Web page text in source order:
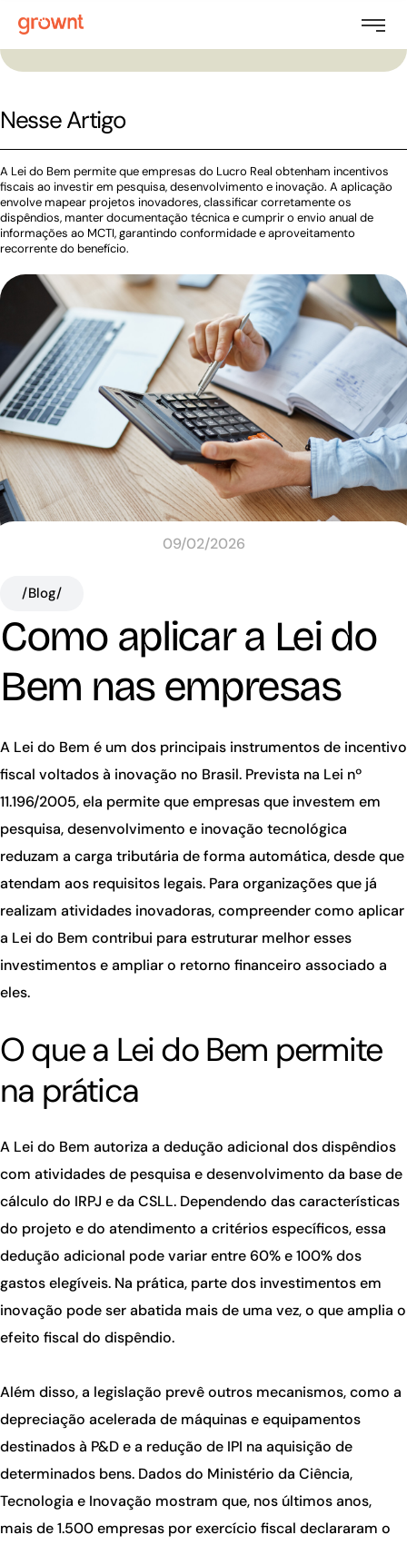
Nesse Artigo
A Lei do Bem permite que empresas do Lucro Real obtenham incentivos
fiscais ao investir em pesquisa, desenvolvimento e inovação. A aplicação
envolve mapear projetos inovadores, classificar corretamente os
dispêndios, manter documentação técnica e cumprir o envio anual de
informações ao MCTI, garantindo conformidade e aproveitamento
recorrente do benefício.
09/02/2026
/Blog/
Como aplicar a Lei do
Bem nas empresas
A Lei do Bem é um dos principais instrumentos de incentivo
fiscal voltados à inovação no Brasil. Prevista na Lei nº
11.196/2005, ela permite que empresas que investem em
pesquisa, desenvolvimento e inovação tecnológica
reduzam a carga tributária de forma automática, desde que
atendam aos requisitos legais. Para organizações que já
realizam atividades inovadoras, compreender como aplicar
a Lei do Bem contribui para estruturar melhor esses
investimentos e ampliar o retorno financeiro associado a
eles.
O que a Lei do Bem permite
na prática
A Lei do Bem autoriza a dedução adicional dos dispêndios
com atividades de pesquisa e desenvolvimento da base de
cálculo do IRPJ e da CSLL. Dependendo das características
do projeto e do atendimento a critérios específicos, essa
dedução adicional pode variar entre 60% e 100% dos
gastos elegíveis. Na prática, parte dos investimentos em
inovação pode ser abatida mais de uma vez, o que amplia o
efeito fiscal do dispêndio.
Além disso, a legislação prevê outros mecanismos, como a
depreciação acelerada de máquinas e equipamentos
destinados à P&D e a redução de IPI na aquisição de
determinados bens. Dados do Ministério da Ciência,
Tecnologia e Inovação mostram que, nos últimos anos,
mais de 1.500 empresas por exercício fiscal declararam o